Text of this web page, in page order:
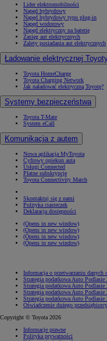
Lider elektromobilności
Napęd hybrydowy
Napęd hybrydowy typu plug-in
Napęd wodorowy
Napęd elektryczny na baterię
Zasięg aut elektrycznych
Zalety posiadania aut elektrycznych
Ładowanie elektrycznej
Toyota HomeCharge
Toyota Charging Network
Jak naładować elektryczną Toyotę?
Systemy bezpieczeństwa
Toyota T-Mate
System eCall
Komunikacja z autem
Nowa aplikacja MyToyota
Cyfrowy opiekun auta
Usługi Connected
Płatne subskrypcje
Toyota Connectivity Match
Skontaktuj się z nami
Polityka ciasteczek
Deklaracja dostępności
(Opens in new window)
(Opens in new window)
(Opens in new window)
(Opens in new window)
Informacja o przetwarzaniu danych
Strategia podatkowa Auto Podlasie
Strategia podatkowa Auto Podlasie
Strategia podatkowa Auto Podlasie
Strategia podatkowa Auto Podlasie
Oświadczenie dużego przedsiębiorcy
Copyright © Toyota 2026
Informacje prawne
Polityka prywatności